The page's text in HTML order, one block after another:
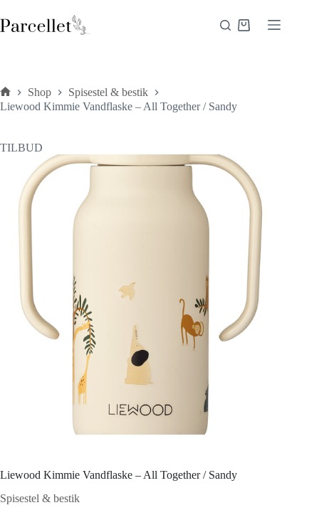
til
indhold
Indkøbskurv
Forside
Shop
Spisestel & bestik
Liewood Kimmie Vandflaske – All Together / Sandy
TILBUD
Liewood Kimmie Vandflaske – All Together / Sandy
Spisestel & bestik